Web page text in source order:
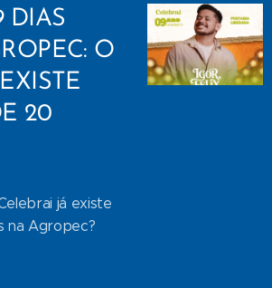
DIAS
O
20
já existe
na Agropec?